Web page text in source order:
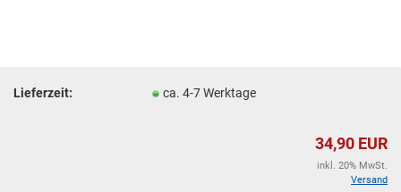
Lieferzeit: ca. 4-7 Werktage
34,90 EUR
inkl. 20% MwSt.
Versand